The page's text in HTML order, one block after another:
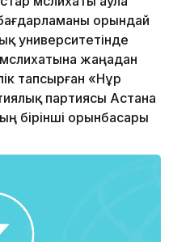
орындай
университетінде
жаңадан
тапсырған «Нұр
партиясы Астана
бірінші орынбасары